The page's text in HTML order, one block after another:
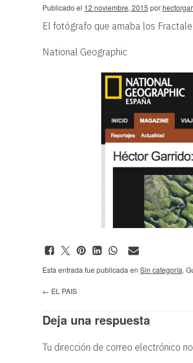
Publicado el 12 noviembre, 2015 por
El fotógrafo que amaba los
National Geographic
Esta entrada fue publicada en Sin categoría.
← EL PAIS
Deja una respuesta
Tu dirección de correo electrónico